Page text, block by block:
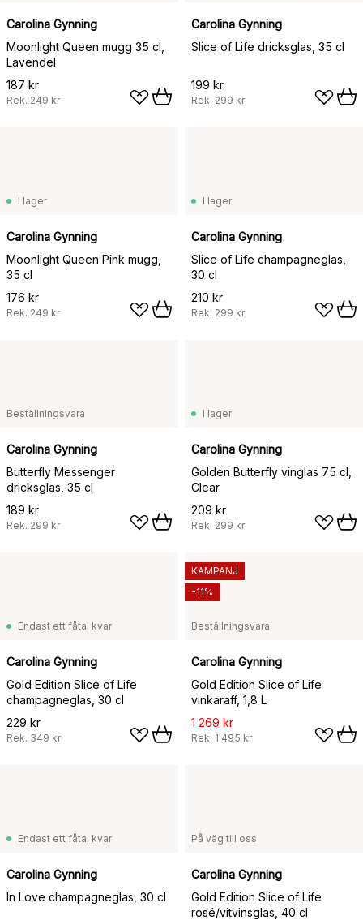
Carolina Gynning
Moonlight Queen mugg 35 cl,
Lavendel
187 kr
Rek. 249 kr
Carolina Gynning
Slice of Life dricksglas, 35 cl
199 kr
Rek. 299 kr
I lager
Carolina Gynning
Moonlight Queen Pink mugg,
35 cl
176 kr
Rek. 249 kr
I lager
Carolina Gynning
Slice of Life champagneglas,
30 cl
210 kr
Rek. 299 kr
Beställningsvara
Carolina Gynning
Butterfly Messenger
dricksglas, 35 cl
189 kr
Rek. 299 kr
I lager
Carolina Gynning
Golden Butterfly vinglas 75 cl,
Clear
209 kr
Rek. 299 kr
Endast ett fåtal kvar
Carolina Gynning
Gold Edition Slice of Life
champagneglas, 30 cl
229 kr
Rek. 349 kr
Beställningsvara
Carolina Gynning
Gold Edition Slice of Life
vinkaraff, 1,8 L
1 269 kr
Rek. 1 495 kr
KAMPANJ
-11%
Endast ett fåtal kvar
Carolina Gynning
In Love champagneglas, 30 cl
På väg till oss
Carolina Gynning
Gold Edition Slice of Life
rosé/vitvinsglas, 40 cl